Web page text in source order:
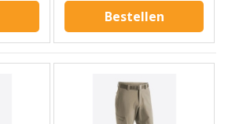
Bestellen